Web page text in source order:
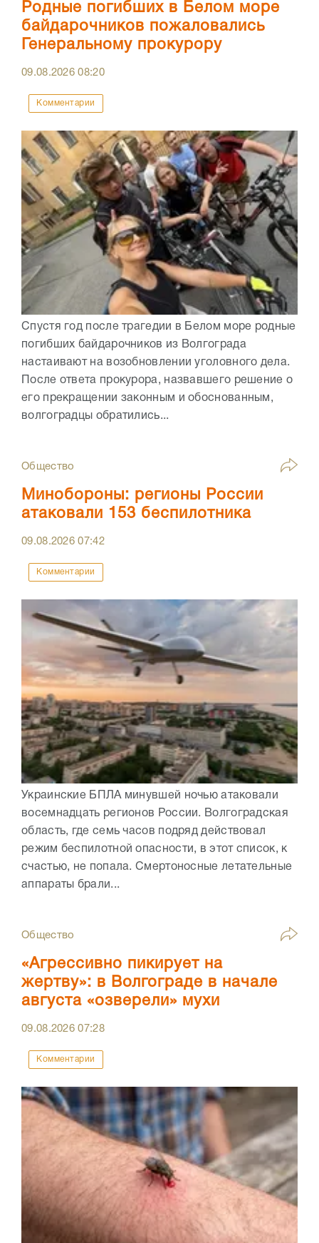
Родные погибших в Белом море
байдарочников пожаловались
Генеральному прокурору
09.08.202608:20
Комментарии
Спустя год после трагедии в Белом море родные
погибших байдарочников из Волгограда
настаивают на возобновлении уголовного дела.
После ответа прокурора, назвавшего решение о
его прекращении законным и обоснованным,
волгоградцы обратились...
Общество
Минобороны: регионы России
атаковали 153 беспилотника
09.08.202607:42
Комментарии
Украинские БПЛА минувшей ночью атаковали
восемнадцать регионов России. Волгоградская
область, где семь часов подряд действовал
режим беспилотной опасности, в этот список, к
счастью, не попала. Смертоносные летательные
аппараты брали...
Общество
«Агрессивно пикирует на
жертву»: в Волгограде в начале
августа «озверели» мухи
09.08.202607:28
Комментарии